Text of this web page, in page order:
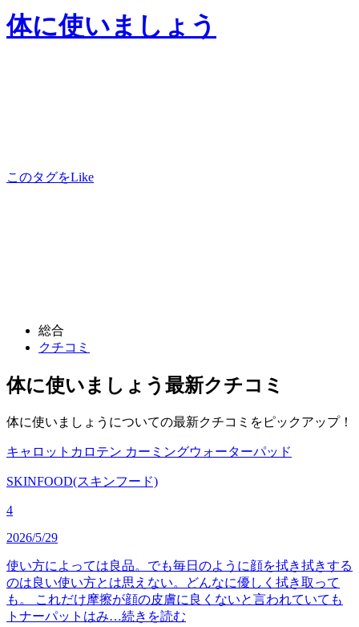
体に使いましょう
このタグをLike
総合
クチコミ
体に使いましょう 最新クチコミ
体に使いましょうについての最新クチコミをピックアップ！
キャロットカロテン カーミングウォーターパッド
SKINFOOD(スキンフード)
4
2026/5/29
使い方によっては良品。でも毎日のように顔を拭き拭きする
のは良い使い方とは思えない。どんなに優しく拭き取って
も。 これだけ摩擦が顔の皮膚に良くないと言われていても
トナーパットはみ…続きを読む